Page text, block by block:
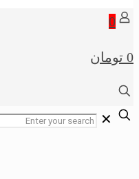
0
0 تومان
✕